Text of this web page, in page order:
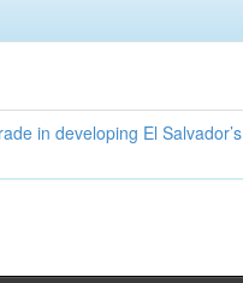
in developing El Salvador’s